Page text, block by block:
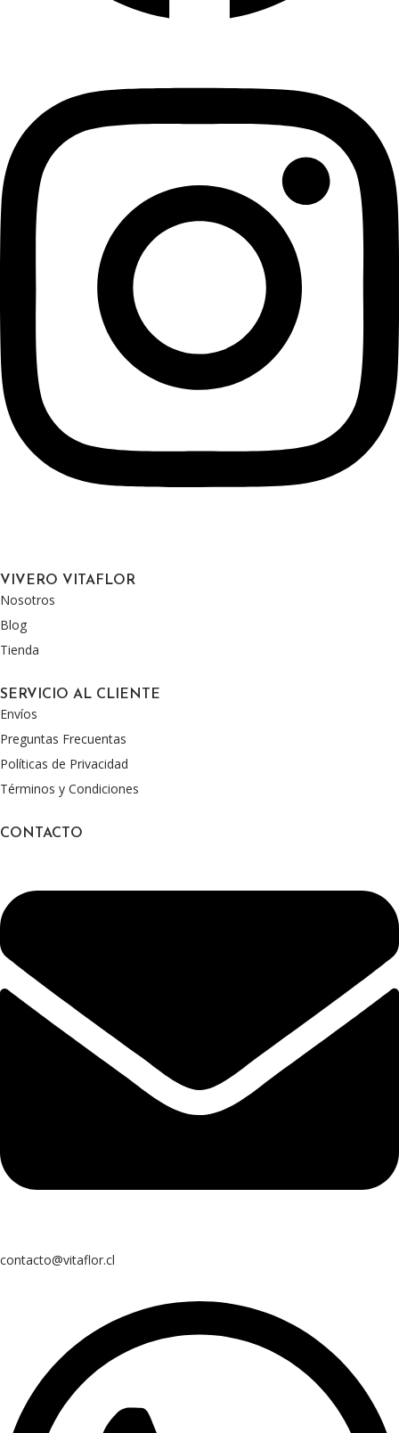
VIVERO VITAFLOR
Nosotros
Blog
Tienda
SERVICIO AL CLIENTE
Envíos
Preguntas Frecuentas
Políticas de Privacidad
Términos y Condiciones
CONTACTO
contacto@vitaflor.cl